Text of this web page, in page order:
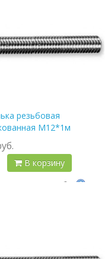
резьбовая
М12*1м
В корзину
карте:
76 руб.